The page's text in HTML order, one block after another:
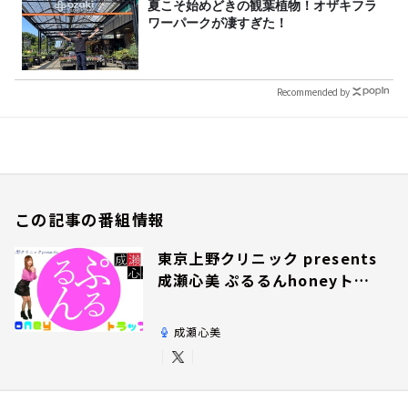
夏こそ始めどきの観葉植物！オザキフラ
ワーパークが凄すぎた！
Recommended by
この記事の番組情報
東京上野クリニック presents
成瀬心美 ぷるるんhoneyトラ
成瀬心美